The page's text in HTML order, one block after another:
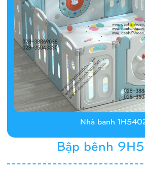
Bập bênh
Nhà banh